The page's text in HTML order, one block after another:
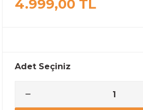
4.999,00 TL
Adet Seçiniz